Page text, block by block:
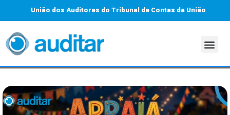
União dos Auditores do Tribunal de Contas da União